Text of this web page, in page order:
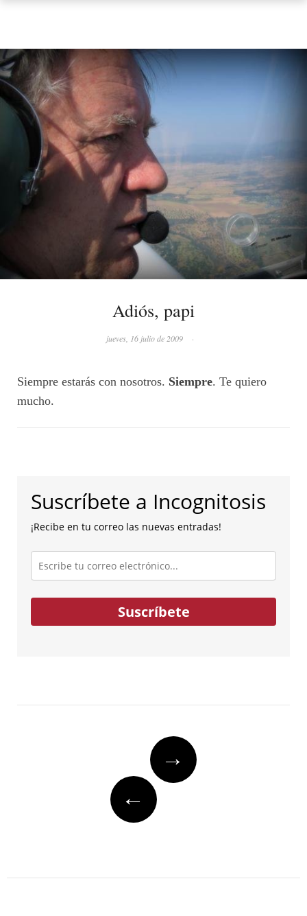
Adiós, papi
jueves, 16 julio de 2009 ·
Siempre estarás con nosotros. Siempre. Te quiero
mucho.
Suscríbete a Incognitosis
¡Recibe en tu correo las nuevas entradas!
Escribe
tu
correo
electrónico...
Suscríbete
→
←